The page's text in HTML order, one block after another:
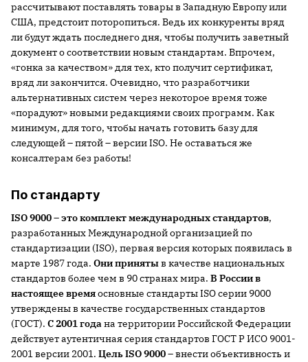
рассчитывают поставлять товары в Западную Европу или
США, предстоит поторопиться. Ведь их конкуренты вряд
ли будут ждать последнего дня, чтобы получить заветный
документ о соответствии новым стандартам. Впрочем,
«гонка за качеством» для тех, кто получит сертификат,
вряд ли закончится. Очевидно, что разработчики
альтернативных систем через некоторое время тоже
«порадуют» новыми редакциями своих программ. Как
минимум, для того, чтобы начать готовить базу для
следующей – пятой – версии ISO. Не оставаться же
консалтерам без работы!
По стандарту
ISO 9000 –это комплект международных стандартов,
разработанных Международной организацией по
стандартизации (ISO), первая версия которых появилась в
марте 1987 года. Они принятыв качестве национальных
стандартов более чем в 90 странах мира. В России в
настоящее времяосновные стандарты ISO серии 9000
утверждены в качестве государственных стандартов
(ГОСТ). С 2001 годана территории Российской Федерации
действует аутентичная серия стандартов ГОСТ Р ИСО 9001-
2001 версии 2001. Цель ISO 9000– внести объективность и